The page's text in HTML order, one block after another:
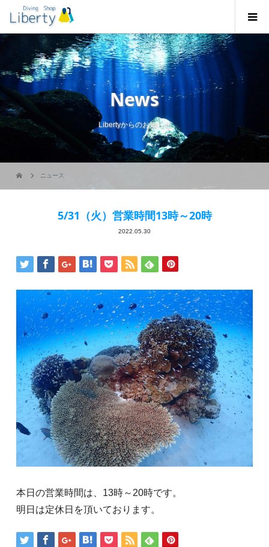
News
Libertyからのお知らせ
ニュース
5/31（火）営業時間13時～20時
2022.05.30
本日の営業時間は、13時～20時です。
明日は定休日を頂いております。